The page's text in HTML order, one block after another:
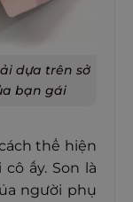
dựa trên sở
bạn gái
thể hiện
ấy. Son là
người phụ